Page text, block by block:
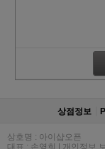
상점정보
상호명 : 아이샵오픈
대표 : 손영희 | 개인정보